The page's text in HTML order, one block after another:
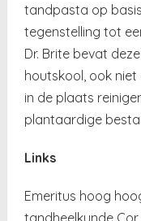
tandpasta op
tegenstelling tot
Dr. Brite bevat
houtskool, ook
in de plaats
plantaardige
Links
Emeritus hoog
tandheelkunde